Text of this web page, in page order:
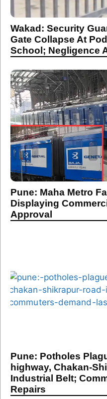
Wakad: Security
Gate Collapse At
School; Negligence
Pune: Maha Metro
Displaying
Approval
Pune: Potholes
highway, Chakan-
Industrial Belt;
Repairs